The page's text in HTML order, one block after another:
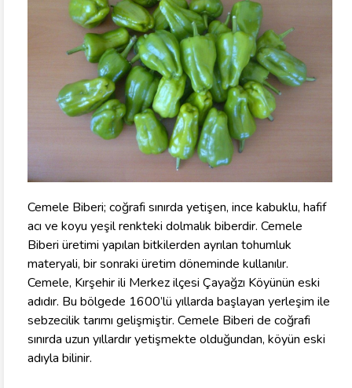
Cemele Biberi; coğrafi sınırda yetişen, ince kabuklu, hafif
acı ve koyu yeşil renkteki dolmalık biberdir. Cemele
Biberi üretimi yapılan bitkilerden ayrılan tohumluk
materyali, bir sonraki üretim döneminde kullanılır.
Cemele, Kırşehir ili Merkez ilçesi Çayağzı Köyünün eski
adıdır. Bu bölgede 1600’lü yıllarda başlayan yerleşim ile
sebzecilik tarımı gelişmiştir. Cemele Biberi de coğrafi
sınırda uzun yıllardır yetişmekte olduğundan, köyün eski
adıyla bilinir.